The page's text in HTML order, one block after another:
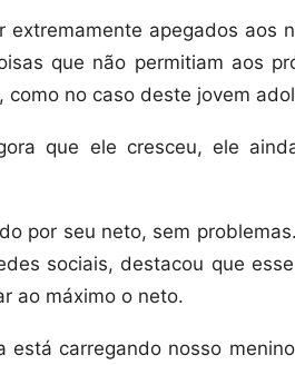
extremamente apegados aos
que não permitiam aos
como no caso deste jovem
que ele cresceu, ele
por seu neto, sem
sociais, destacou que
ao máximo o neto.
está carregando nosso